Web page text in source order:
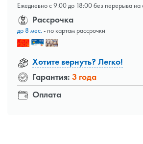
Ежедневно с 9:00 до 18:00 без перерыва на
Оплата
Рассрочка
до 8 мес.- по картам рассрочки
Хотите вернуть? Легко!
Гарантия: 3 года